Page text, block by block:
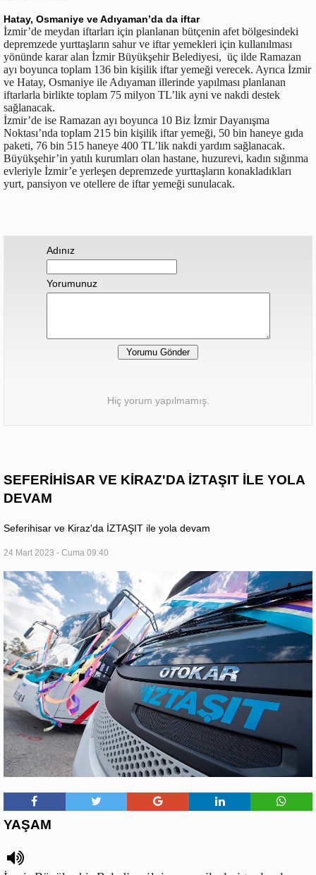
Hatay, Osmaniye ve Adıyaman’da da iftar
İzmir’de meydan iftarları için planlanan bütçenin afet bölgesindeki
depremzede yurttaşların sahur ve iftar yemekleri için kullanılması
yönünde karar alan İzmir Büyükşehir Belediyesi, üç ilde Ramazan
ayı boyunca toplam 136 bin kişilik iftar yemeği verecek. Ayrıca İzmir
ve Hatay, Osmaniye ile Adıyaman illerinde yapılması planlanan
iftarlarla birlikte toplam 75 milyon TL’lik ayni ve nakdi destek
sağlanacak.
İzmir’de ise Ramazan ayı boyunca 10 Biz İzmir Dayanışma
Noktası’nda toplam 215 bin kişilik iftar yemeği, 50 bin haneye gıda
paketi, 76 bin 515 haneye 400 TL’lik nakdi yardım sağlanacak.
Büyükşehir’in yatılı kurumları olan hastane, huzurevi, kadın sığınma
evleriyle İzmir’e yerleşen depremzede yurttaşların konakladıkları
yurt, pansiyon ve otellere de iftar yemeği sunulacak.
Adınız
Yorumunuz
Hiç yorum yapılmamış.
SEFERİHİSAR VE KİRAZ'DA İZTAŞIT İLE YOLA
DEVAM
Seferihisar ve Kiraz'da İZTAŞIT ile yola devam
24 Mart 2023 - Cuma 09:40
YAŞAM